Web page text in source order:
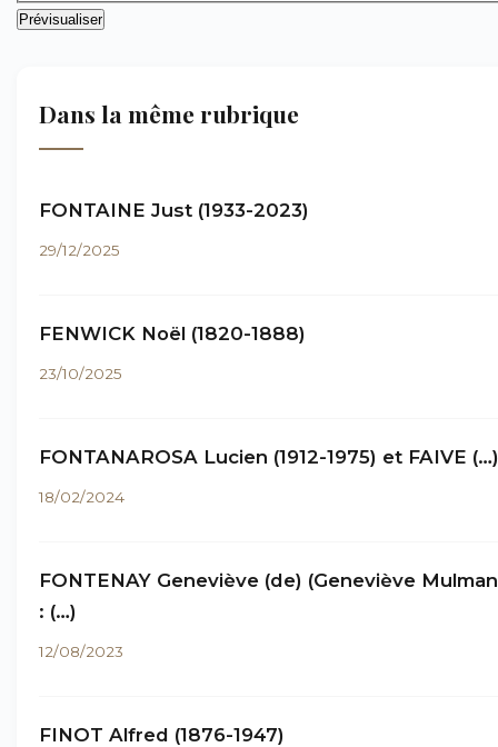
Dans la même rubrique
FONTAINE Just (1933-2023)
29/12/2025
FENWICK Noël (1820-1888)
23/10/2025
FONTANAROSA Lucien (1912-1975) et FAIVE (…)
18/02/2024
FONTENAY Geneviève (de) (Geneviève
: (…)
12/08/2023
FINOT Alfred (1876-1947)